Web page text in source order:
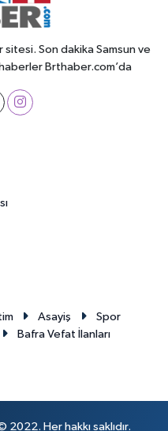
sitesi. Son dakika Samsun ve
Brthaber.com’da
Asayiş
Spor
Bafra Vefat İlanları
Her hakkı saklıdır.